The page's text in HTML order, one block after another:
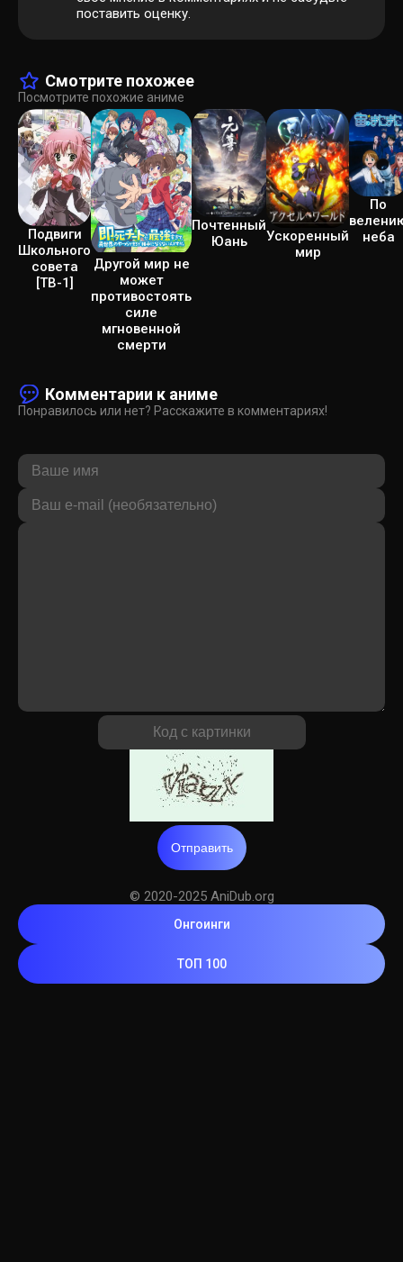
поставить оценку.
Смотрите похожее
Посмотрите похожие аниме
Подвиги
Школьного
совета
[ТВ-1]
Другой мир не
может
противостоять
силе
мгновенной
смерти
Почтенный
Юань
Ускоренный
мир
По
неба
Комментарии к аниме
Понравилось или нет? Расскажите в комментариях!
Отправить
© 2020-2025 AniDub.org
Онгоинги
ТОП 100